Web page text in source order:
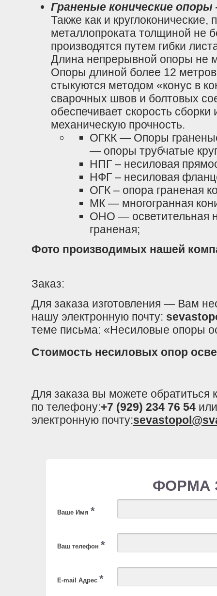
Граненые конические
Также как и круглоконические,
металлопроката толщиной не
производятся путем гибки
Длина непрерывной опоры не
Опоры длиной более 12 метров
стыкуются методом «конус в
сварочных швов и болтовых
обеспечивает скорость
механическую прочность.
ОГКК — Опоры
— опоры трубчатые
НПГ – несиловая
НФГ – несиловая
ОГК – опора граненая
МК — многогранная
ОНО — осветительная
граненая;
Фото производимых нашей
Заказ:
Для заказа изготовления — Вам
нашу электронную почту:
теме письма: «Несиловые опоры
Стоимость несиловых опор
Для заказа вы можете
по телефону:+7 (929) 234 76 54
электронную почту:
ФОРМА
Ваше Имя *
Ваш телефон *
E-mail Адрес *